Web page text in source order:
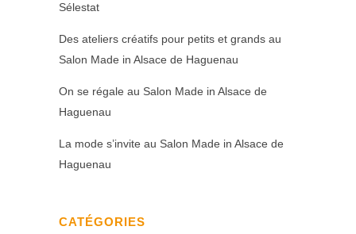
Sélestat
Des ateliers créatifs pour petits et grands au
Salon Made in Alsace de Haguenau
On se régale au Salon Made in Alsace de
Haguenau
La mode s’invite au Salon Made in Alsace de
Haguenau
CATÉGORIES